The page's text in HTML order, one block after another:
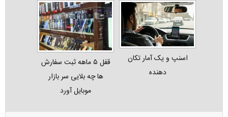
اسنپ و یک آمار تکان‌
دهنده
قفل ۵ ماهه ثبت‌ سفارش‌
ها چه بلایی سر بازار
موبایل آورد